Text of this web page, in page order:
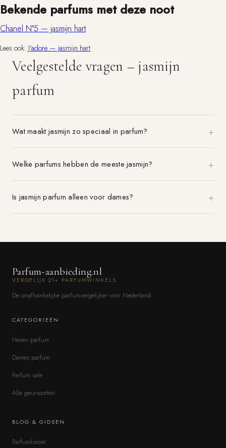
Bekende parfums met deze noot
Chanel N°5 — jasmijn hart
Lees ook: J'adore — jasmijn hart
Veelgestelde vragen – jasmijn
parfum
Wat maakt jasmijn zo speciaal in parfum?
Welke parfums hebben de meeste jasmijn?
Is jasmijn parfum alleen voor dames?
Parfum-aanbieding.nl
VERGELIJK 21+ PARFUMWINKELS
De onafhankelijke parfumvergelijker voor Nederland.
CATEGORIEËN
Heren parfum
Dames parfum
Parfum sale
Alle geursoorten
BLOG & GIDSEN
Parfumkiezer